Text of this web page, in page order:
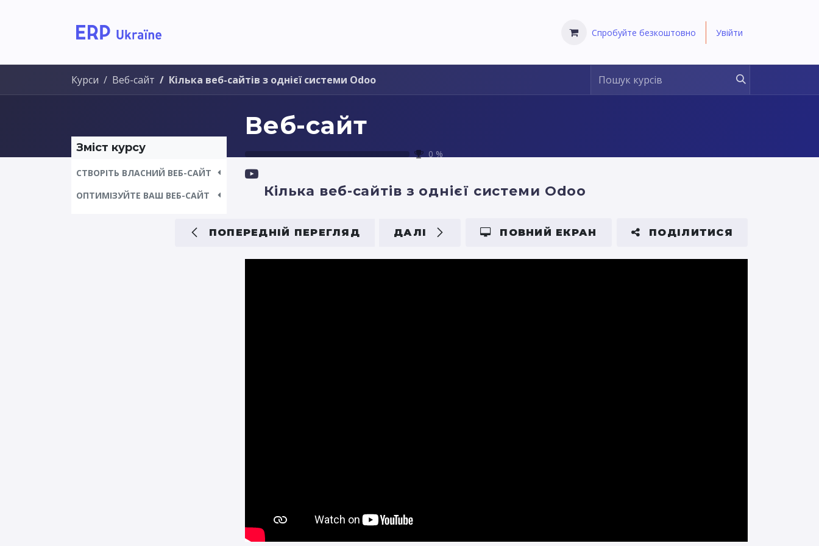
Спробуйте безкоштовно Увійти
Курси Веб-сайт Кілька веб-сайтів з однієї системи Odoo
Веб-сайт
0 %
Зміст курсу
СТВОРІТЬ ВЛАСНИЙ ВЕБ-САЙТ
ОПТИМІЗУЙТЕ ВАШ ВЕБ-САЙТ
Кілька веб-сайтів з однієї системи Odoo
ПОПЕРЕДНІЙ ПЕРЕГЛЯД ДАЛІ ПОВНИЙ ЕКРАН ПОДІЛИТИСЯ